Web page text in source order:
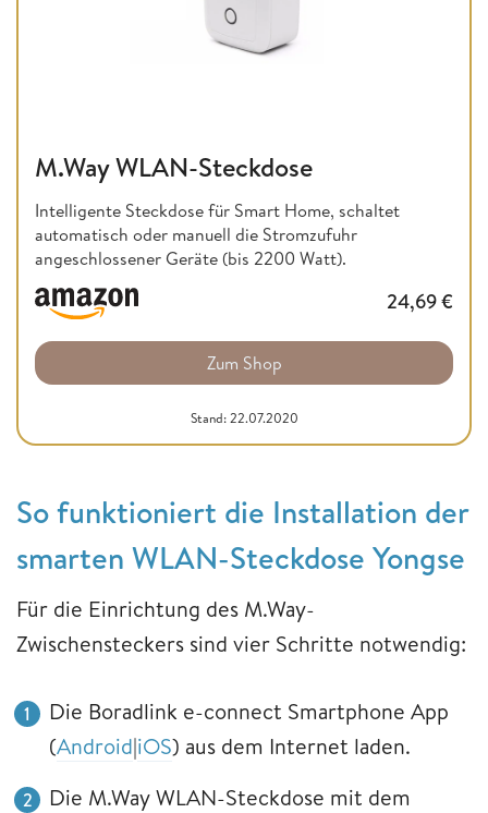
M.Way WLAN-Steckdose
Intelligente Steckdose für Smart Home, schaltet
automatisch oder manuell die Stromzufuhr
angeschlossener Geräte (bis 2200 Watt).
24,69€
Zum Shop
Stand: 22.07.2020
So funktioniert die Installation der
smarten WLAN-Steckdose Yongse
Für die Einrichtung des M.Way-
Zwischensteckers sind vier Schritte notwendig:
Die Boradlink e-connect Smartphone App
(Android|iOS) aus dem Internet laden.
Die M.Way WLAN-Steckdose mit dem